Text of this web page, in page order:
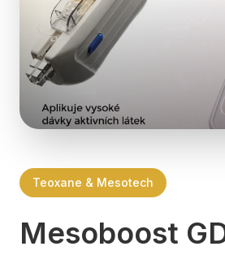
Teoxane & Mesotech
Mesoboost